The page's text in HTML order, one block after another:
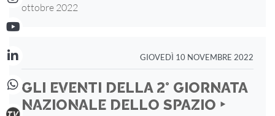
ottobre 2022
GIOVEDÌ 10 NOVEMBRE 2022
GLI EVENTI DELLA 2° GIORNATA
NAZIONALE DELLO SPAZIO ‣